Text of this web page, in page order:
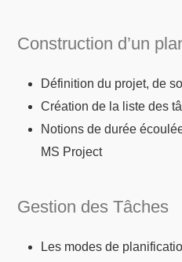
Construction d’un
Définition du projet, de
Création de la liste des
Notions de durée
MS Project
Gestion des Tâches
Les modes de